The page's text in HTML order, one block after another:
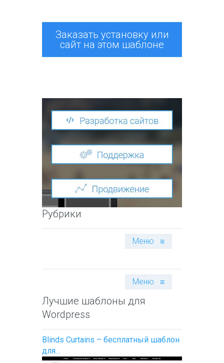
Заказать установку или
сайт на этом шаблоне
Рубрики
Меню ≡
Меню ≡
Лучшие шаблоны для
Wordpress
Blinds Curtains – бесплатный шаблон
для…